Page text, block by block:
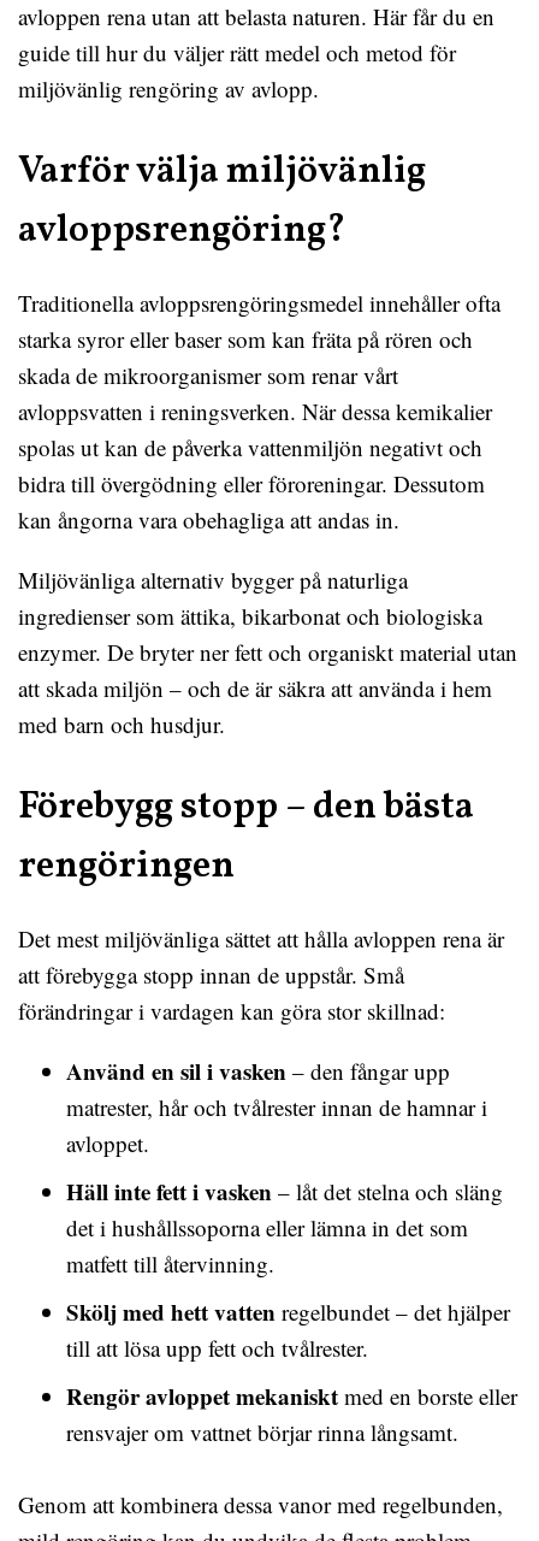
avloppen rena utan att belasta naturen. Här får du en
guide till hur du väljer rätt medel och metod för
miljövänlig rengöring av avlopp.
Varför välja miljövänlig
avloppsrengöring?
Traditionella avloppsrengöringsmedel innehåller ofta
starka syror eller baser som kan fräta på rören och
skada de mikroorganismer som renar vårt
avloppsvatten i reningsverken. När dessa kemikalier
spolas ut kan de påverka vattenmiljön negativt och
bidra till övergödning eller föroreningar. Dessutom
kan ångorna vara obehagliga att andas in.
Miljövänliga alternativ bygger på naturliga
ingredienser som ättika, bikarbonat och biologiska
enzymer. De bryter ner fett och organiskt material utan
att skada miljön – och de är säkra att använda i hem
med barn och husdjur.
Förebygg stopp – den bästa
rengöringen
Det mest miljövänliga sättet att hålla avloppen rena är
att förebygga stopp innan de uppstår. Små
förändringar i vardagen kan göra stor skillnad:
Använd en sil i vasken – den fångar upp
matrester, hår och tvålrester innan de hamnar i
avloppet.
Häll inte fett i vasken – låt det stelna och släng
det i hushållssoporna eller lämna in det som
matfett till återvinning.
Skölj med hett vatten regelbundet – det hjälper
till att lösa upp fett och tvålrester.
Rengör avloppet mekaniskt med en borste eller
rensvajer om vattnet börjar rinna långsamt.
Genom att kombinera dessa vanor med regelbunden,